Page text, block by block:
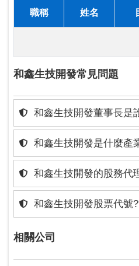
職稱 姓名
和鑫生技開發常見問題
和鑫生技開發董事長是
和鑫生技開發是什麼產
和鑫生技開發的股務代
和鑫生技開發股票代號?
相關公司